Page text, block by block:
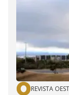
REVISTA